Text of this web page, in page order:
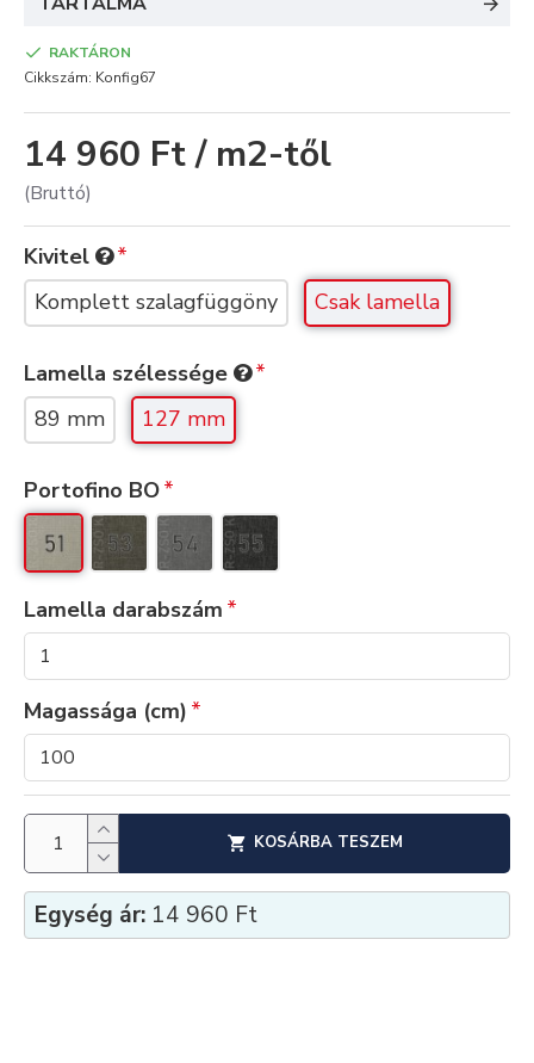
14 960 Ft / m2-től
(Bruttó)
RAKTÁRON
Cikkszám: Konfig67
Kivitel
Komplett szalagfüggöny
Csak lamella
Lamella szélessége
89 mm
127 mm
Portofino BO
Lamella darabszám
Magassága (cm)
KOSÁRBA TESZEM
Egység ár: 14 960 Ft